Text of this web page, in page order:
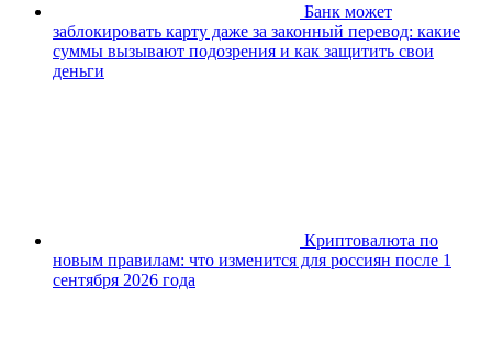
Банк может
заблокировать карту даже за законный перевод: какие
суммы вызывают подозрения и как защитить свои
деньги
Криптовалюта по
новым правилам: что изменится для россиян после 1
сентября 2026 года